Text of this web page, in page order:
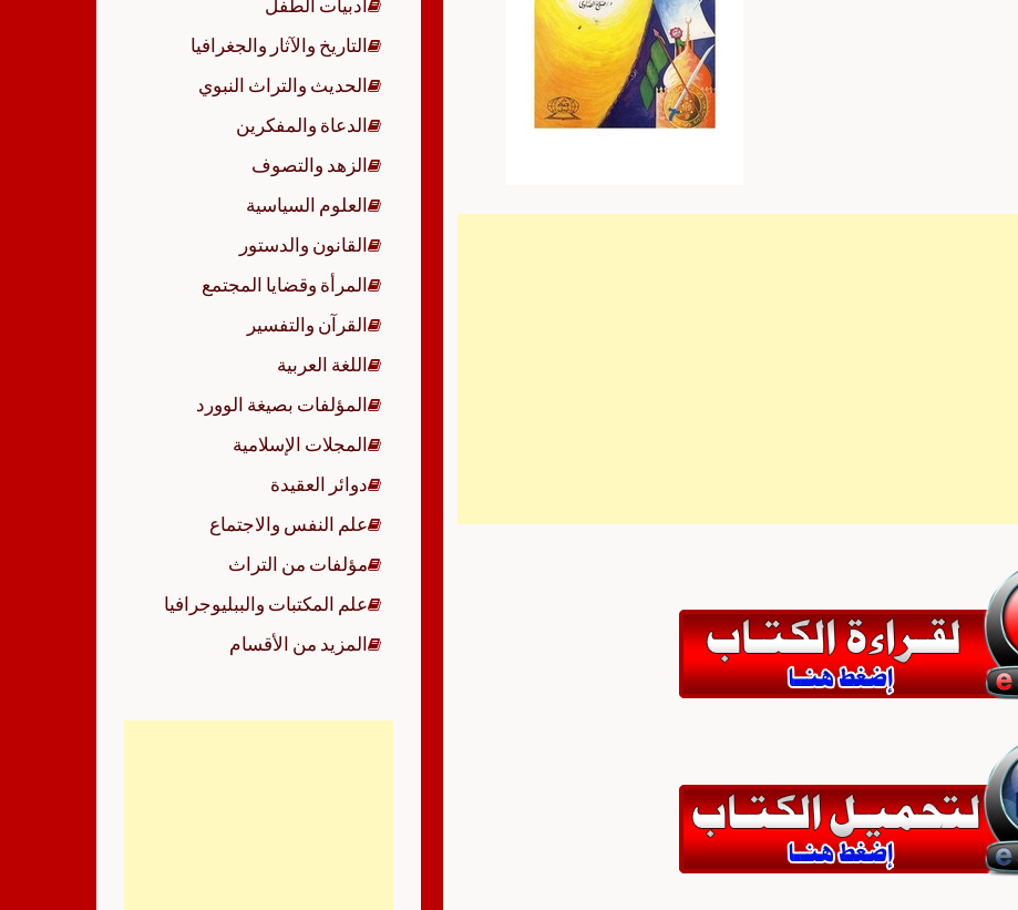
أدبيات الطفل
التاريخ والآثار والجغرافيا
الحديث والتراث النبوي
الدعاة والمفكرين
الزهد والتصوف
العلوم السياسية
القانون والدستور
المرأة وقضايا المجتمع
القرآن والتفسير
اللغة العربية
المؤلفات بصيغة الوورد
المجلات الإسلامية
دوائر العقيدة
علم النفس والاجتماع
مؤلفات من التراث
علم المكتبات والببليوجرافيا
المزيد من الأقسام